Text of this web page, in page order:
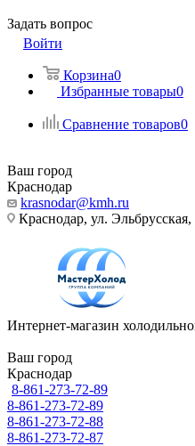
Задать вопрос
Войти
Корзина0
Избранные товары0
Сравнение товаров0
Ваш город
Краснодар
krasnodar@kmh.ru
Краснодар, ул.
Интернет-магазин
Ваш город
Краснодар
8-861-273-72-89
8-861-273-72-89
8-861-273-72-88
8-861-273-72-87